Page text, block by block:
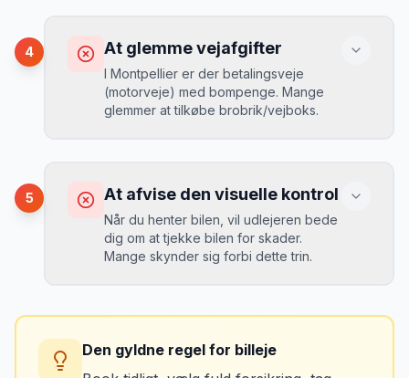
MJ
Mikkels erfaring September 2023
“En lille bule i døren kostede mig 8.000
kr. i selvrisiko. Siden har jeg altid
Du betaler 20-30% mere for brændstof,
da udlejeren tager høje benzinpriser.
Løsning
4 At glemme vejafgifter
I Montpellier er der betalingsveje
(motorveje) med bompenge. Mange
glemmer at tilkøbe brobrik/vejboks.
Du risikerer at køre forkert for at undgå
bomveje, eller at betale med kontanter
ved hver bom (langsommere og dyrere).
uge og sparer tid og besvær.
5 At afvise den visuelle kontrol
Når du henter bilen, vil udlejeren bede
dig om at tjekke bilen for skader.
Mange skynder sig forbi dette trin.
var der før du fik bilen.
Den gyldne regel for billeje